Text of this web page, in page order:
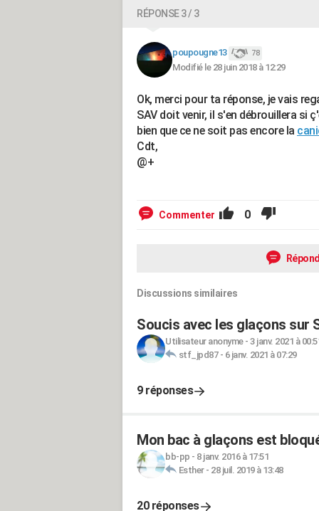
RÉPONSE 3 / 3
poupougne13 78
Modifié le 28 juin 2018 à 12:29
Ok, merci pour ta réponse, je vais
SAV doit venir, il s'en débrouillera si
bien que ce ne soit pas encore la
Cdt,
@+
Commenter 0
Discussions similaires
Soucis avec les glaçons sur
Utilisateur anonyme- 3 janv. 2021 à
stf_jpd87- 6 janv. 2021 à 07:29
9 réponses
Mon bac à glaçons est
bb-pp - 8 janv. 2016 à 17:51
Esther- 28 juil. 2019 à 13:48
20 réponses